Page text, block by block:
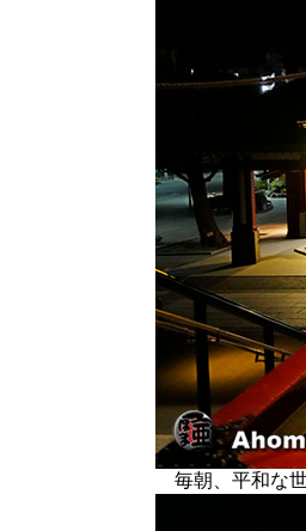
毎朝、平和な